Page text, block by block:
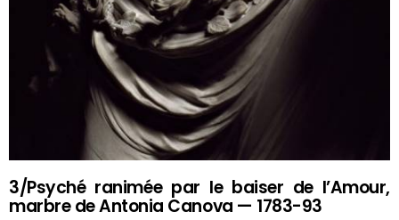
3/Psyché ranimée par le baiser de l’Amour,
marbre de Antonia Canova — 1783-93